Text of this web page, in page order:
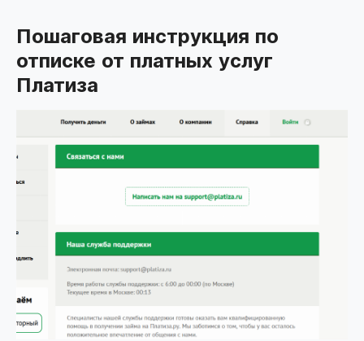
Пошаговая инструкция по
отписке от платных услуг
Платиза